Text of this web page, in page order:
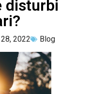
disturbi
2022 Blog